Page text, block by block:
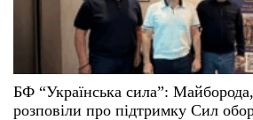
БФ “Українська сила”:
розповіли про підтримку Сил